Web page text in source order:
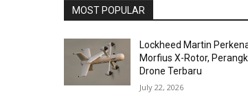
MOST POPULAR
Lockheed Martin
Morfius X-Rotor,
Drone Terbaru
July 22, 2026